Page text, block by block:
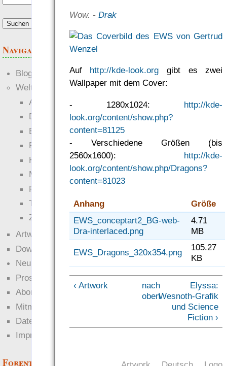
Wow. - Drak
Auf http://kde-look.org gibt es zwei
Wallpaper mit dem Cover:
- 1280x1024: http://kde-
look.org/content/show.php?
content=81125
- Verschiedene Größen (bis
2560x1600): http://kde-
look.org/content/show.php/Dragons?
content=81023
Anhang
Größe
EWS_conceptart2_BG-web-
Dra-interlaced.png
4.71
MB
EWS_Dragons_320x354.png
105.27
KB
‹ Artwork
nach
oben
Elyssa:
Wesnoth-Grafik
und Science
Fiction ›
Navigation
Blogs
Welten
Ante Portas
Die neuen Lande
EWS-X
Freihändler
Hinter der Welt
Magie
RaumZeit
Technophob
Zettel-RPG
Artwork
Downloads
Neuigkeiten
Prosa
Abonnieren
Mitmachen
Datenschutz
Impressum
Forenthemen
Anforderungen.“
— RowC